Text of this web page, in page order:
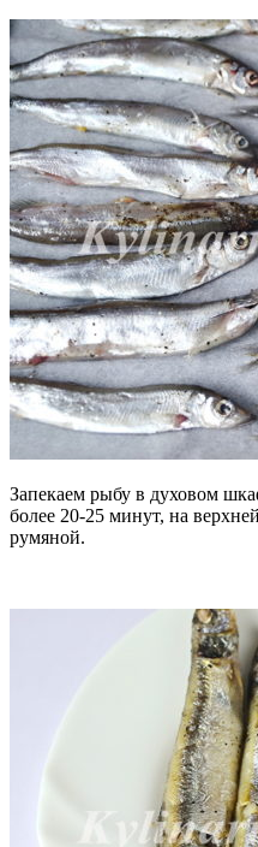
Запекаем рыбу в духовом
более 20-25 минут, на
румяной.